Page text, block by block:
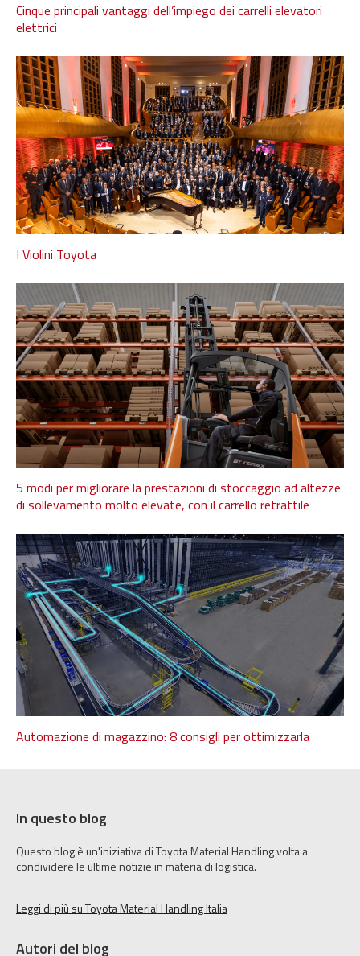
Cinque principali vantaggi dell’impiego dei carrelli elevatori
elettrici
I Violini Toyota
5 modi per migliorare la prestazioni di stoccaggio ad altezze
di sollevamento molto elevate, con il carrello retrattile
Automazione di magazzino: 8 consigli per ottimizzarla
In questo blog
Questo blog è un'iniziativa di Toyota Material Handling volta a
condividere le ultime notizie in materia di logistica.
Leggi di più su Toyota Material Handling Italia
Autori del blog